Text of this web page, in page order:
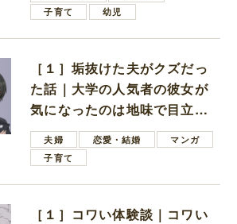
子育て
幼児
［１］垢抜けた夫がクズだっ
た話｜大学の人気者の彼女が
気になったのは地味で目立た
ない男子学生
夫婦 恋愛・結婚
マンガ
子育て
［１］コワい体験談｜コワい